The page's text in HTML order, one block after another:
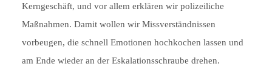
Kerngeschäft, und vor allem erklären wir polizeiliche
Maßnahmen. Damit wollen wir Missverständnissen
vorbeugen, die schnell Emotionen hochkochen lassen und
am Ende wieder an der Eskalationsschraube drehen.